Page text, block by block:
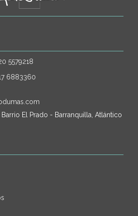
5579218
6883360
Barrio El Prado - Barranquilla, Atlántico